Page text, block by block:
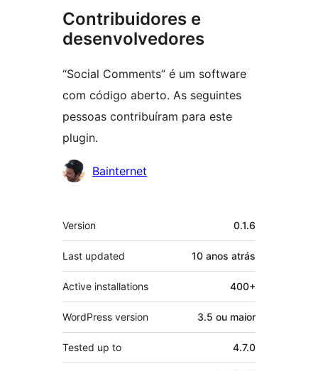
Contribuidores e
desenvolvedores
“Social Comments” é um software
com código aberto. As seguintes
pessoas contribuíram para este
plugin.
Contribuidores
Bainternet
Meta
Version 0.1.6
Last updated 10 anos atrás
Active installations 400+
WordPress version 3.5 ou maior
Tested up to 4.7.0